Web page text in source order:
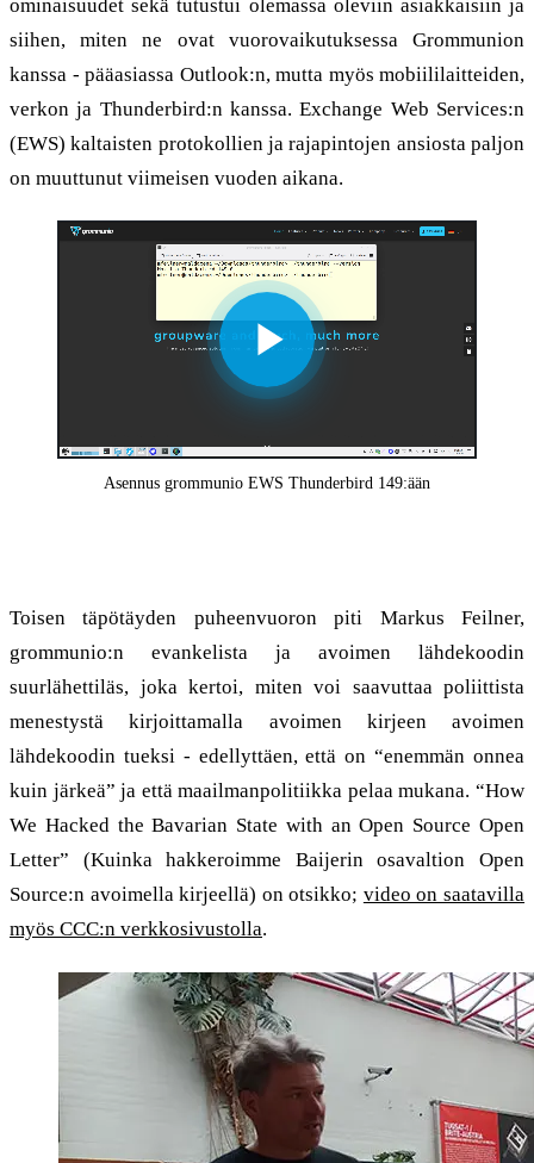
ominaisuudet sekä tutustui olemassa oleviin asiakkaisiin ja
siihen, miten ne ovat vuorovaikutuksessa Grommunion
kanssa - pääasiassa Outlook:n, mutta myös mobiililaitteiden,
verkon ja Thunderbird:n kanssa. Exchange Web Services:n
(EWS) kaltaisten protokollien ja rajapintojen ansiosta paljon
on muuttunut viimeisen vuoden aikana.
Play
Video
Asennus grommunio EWS Thunderbird 149:ään
Toisen täpötäyden puheenvuoron piti Markus Feilner,
grommunio:n evankelista ja avoimen lähdekoodin
suurlähettiläs, joka kertoi, miten voi saavuttaa poliittista
menestystä kirjoittamalla avoimen kirjeen avoimen
lähdekoodin tueksi - edellyttäen, että on “enemmän onnea
kuin järkeä” ja että maailmanpolitiikka pelaa mukana. “How
We Hacked the Bavarian State with an Open Source Open
Letter” (Kuinka hakkeroimme Baijerin osavaltion Open
Source:n avoimella kirjeellä) on otsikko; video on saatavilla
myös CCC:n verkkosivustolla.